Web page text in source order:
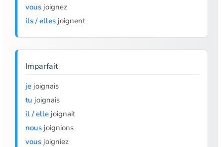
vous joignez
ils / elles joignent
Imparfait
je joignais
tu joignais
il / elle joignait
nous joignions
vous joigniez